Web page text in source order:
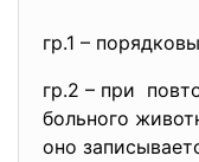
гр.1 –
гр.2 – при
больного
оно